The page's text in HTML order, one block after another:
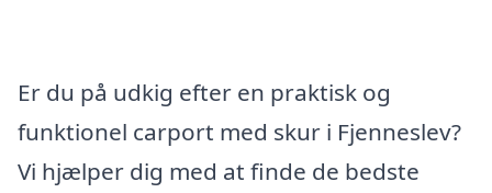
Er du på udkig efter en praktisk og
funktionel carport med skur i Fjenneslev?
Vi hjælper dig med at finde de bedste